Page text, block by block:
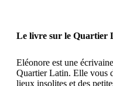
Le livre sur le Quartier
Eléonore est une
Quartier Latin. Elle vous
lieux insolites et des